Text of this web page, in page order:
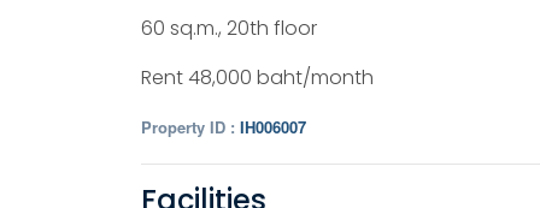
60 sq.m., 20th floor
Rent 48,000 baht/month
Property ID : IH006007